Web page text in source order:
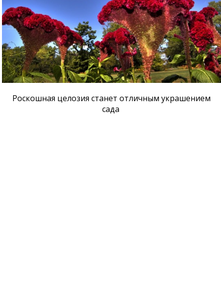
Роскошная целозия станет отличным украшением
сада